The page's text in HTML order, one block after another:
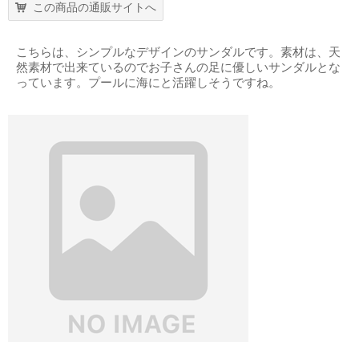
この商品の通販サイトへ
こちらは、シンプルなデザインのサンダルです。素材は、天
然素材で出来ているのでお子さんの足に優しいサンダルとな
っています。プールに海にと活躍しそうですね。